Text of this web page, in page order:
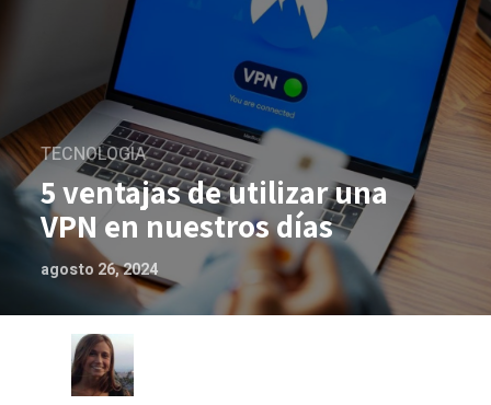
TECNOLOGIA
5 ventajas de utilizar una
VPN en nuestros días
agosto 26, 2024